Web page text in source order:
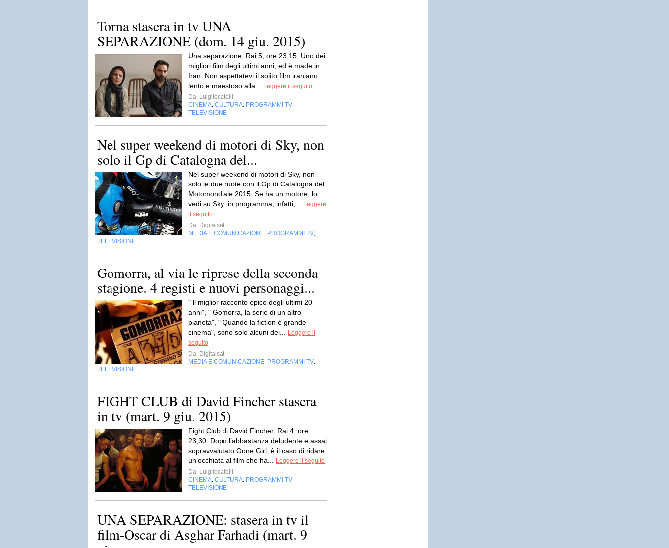
Torna stasera in tv UNA
SEPARAZIONE (dom. 14 giu. 2015)
Una separazione, Rai 5, ore 23,15. Uno dei
migliori film degli ultimi anni, ed è made in
Iran. Non aspettatevi il solito film iraniano
lento e maestoso alla...
Leggere il seguito
Da Luigilocatelli
CINEMA CULTURA PROGRAMMI TV
TELEVISIONE
Nel super weekend di motori di Sky, non
solo il Gp di Catalogna del...
Nel super weekend di motori di Sky, non
solo le due ruote con il Gp di Catalogna del
Motomondiale 2015. Se ha un motore, lo
vedi su Sky: in programma, infatti,...
Leggere
il seguito
Da Digitalsat
MEDIA E COMUNICAZIONE PROGRAMMI TV
TELEVISIONE
Gomorra, al via le riprese della seconda
stagione. 4 registi e nuovi personaggi...
" ll miglior racconto epico degli ultimi 20
anni", " Gomorra, la serie di un altro
pianeta", " Quando la fiction è grande
cinema", sono solo alcuni dei...
Leggere il
seguito
Da Digitalsat
MEDIA E COMUNICAZIONE PROGRAMMI TV
TELEVISIONE
FIGHT CLUB di David Fincher stasera
in tv (mart. 9 giu. 2015)
Fight Club di David Fincher. Rai 4, ore
23,30. Dopo l’abbastanza deludente e assai
sopravvalutato Gone Girl, è il caso di ridare
un’occhiata al film che ha...
Leggere il seguito
Da Luigilocatelli
CINEMA CULTURA PROGRAMMI TV
TELEVISIONE
UNA SEPARAZIONE: stasera in tv il
film-Oscar di Asghar Farhadi (mart. 9